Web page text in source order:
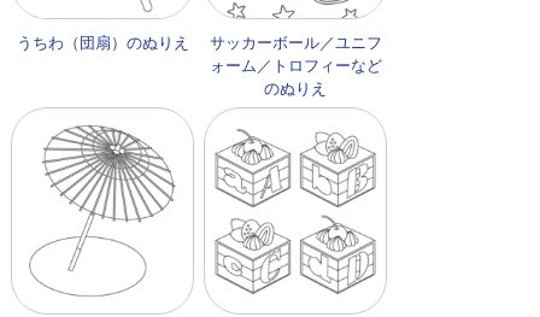
うちわ（団扇）のぬりえ
サッカーボール／ユニフ
ォーム／トロフィーなど
のぬりえ